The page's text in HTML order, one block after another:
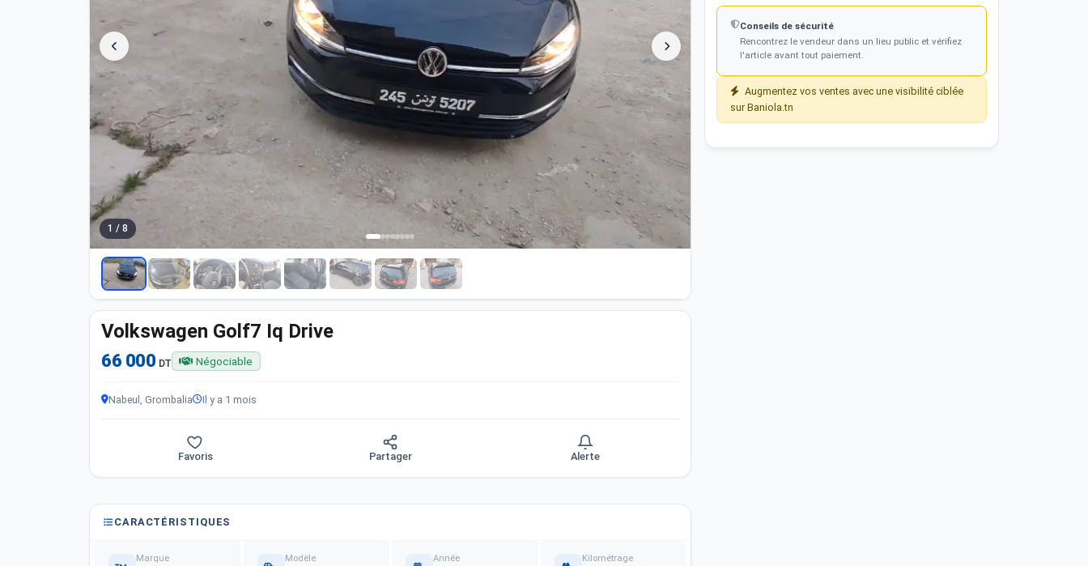
1 / 8
Volkswagen Golf7 Iq Drive
66 000 DT Négociable
Nabeul, Grombalia Il y a 1 mois
Favoris Partager Alerte
CARACTÉRISTIQUES
Marque Modèle Année Kilométrage
Conseils de sécurité
Rencontrez le vendeur dans un lieu public et vérifiez
l'article avant tout paiement.
Augmentez vos ventes avec une visibilité ciblée
sur Baniola.tn